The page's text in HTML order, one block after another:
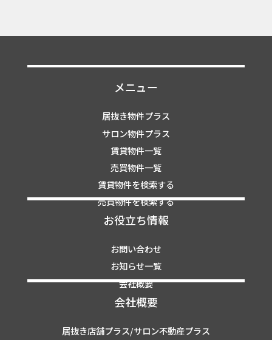
メニュー
居抜き物件プラス
サロン物件プラス
賃貸物件一覧
売買物件一覧
賃貸物件を検索する
売買物件を検索する
お役立ち情報
お問い合わせ
お知らせ一覧
会社概要
会社概要
居抜き店舗プラス/サロン不動産プラス